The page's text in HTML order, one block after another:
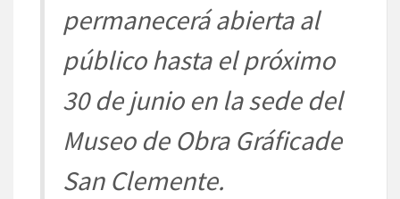
permanecerá abierta al
público hasta elpróximo
30 de junio en la sede del
Museo de Obra Gráficade
San Clemente.